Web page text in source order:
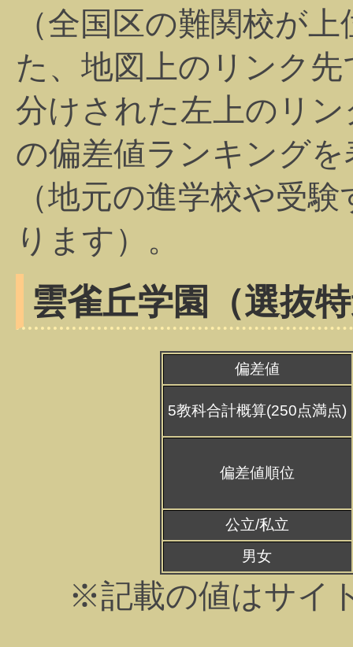
（全国区の難関校が
た、地図上のリンク
分けされた左上のリ
の偏差値ランキング
（地元の進学校や受
ります）。
雲雀丘学園（選抜
偏差値
5教科合計概算(250点満点)
偏差値順位
公立/私立
男女
※記載の値はサイ